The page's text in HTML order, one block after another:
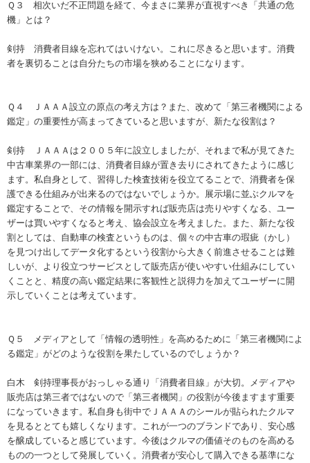
Ｑ３ 相次いだ不正問題を経て、今まさに業界が直視すべき「共通の危
機」とは？
剣持 消費者目線を忘れてはいけない。これに尽きると思います。消費
者を裏切ることは自分たちの市場を狭めることになります。
Ｑ４ ＪＡＡＡ設立の原点の考え方は？また、改めて「第三者機関による
鑑定」の重要性が高まってきていると思いますが、新たな役割は？
剣持 ＪＡＡＡは２００５年に設立しましたが、それまで私が見てきた
中古車業界の一部には、消費者目線が置き去りにされてきたように感じ
ます。私自身として、習得した検査技術を役立てることで、消費者を保
護できる仕組みが出来るのではないでしょうか。展示場に並ぶクルマを
鑑定することで、その情報を開示すれば販売店は売りやすくなる、ユー
ザーは買いやすくなると考え、協会設立を考えました。また、新たな役
割としては、自動車の検査というものは、個々の中古車の瑕疵（かし）
を見つけ出してデータ化するという役割から大きく前進させることは難
しいが、より役立つサービスとして販売店が使いやすい仕組みにしてい
くことと、精度の高い鑑定結果に客観性と説得力を加えてユーザーに開
示していくことは考えています。
Ｑ５ メディアとして「情報の透明性」を高めるために「第三者機関によ
る鑑定」がどのような役割を果たしているのでしょうか？
白木 剣持理事長がおっしゃる通り「消費者目線」が大切。メディアや
販売店は第三者ではないので「第三者機関」の役割が今後ますます重要
になっていきます。私自身も街中でＪＡＡＡのシールが貼られたクルマ
を見るととても嬉しくなります。これが一つのブランドであり、安心感
を醸成していると感じています。今後はクルマの価値そのものを高める
ものの一つとして発展していく。消費者が安心して購入できる基準にな